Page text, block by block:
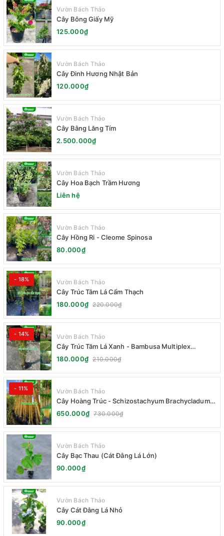
Vườn Bách Thảo
Cây Bông Giấy Mỹ
125.000₫
Vườn Bách Thảo
Cây Đinh Hương Nhật Bản
120.000₫
Vườn Bách Thảo
Cây Bằng Lăng Tím
2.500.000₫
Vườn Bách Thảo
Cây Hoa Bạch Trầm Hương
Liên hệ
Vườn Bách Thảo
Cây Hồng Ri - Cleome Spinosa
80.000₫
- 18% Vườn Bách Thảo
Cây Trúc Tăm Lá Cẩm Thạch
180.000₫ 220.000₫
- 14% Vườn Bách Thảo
Cây Trúc Tăm Lá Xanh - Bambusa Multiplex
Fernleaf
180.000₫ 210.000₫
- 11% Vườn Bách Thảo
Cây Hoàng Trúc - Schizostachyum Brachycladum
Yello
650.000₫ 730.000₫
Vườn Bách Thảo
Cây Bạc Thau (Cát Đằng Lá Lớn)
90.000₫
Vườn Bách Thảo
Cây Cát Đằng Lá Nhỏ
90.000₫